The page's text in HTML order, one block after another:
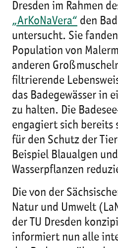
Dresden im Rahmen
„ArKoNaVera“ den
untersucht. Sie
Population von
anderen
filtrierende
das Badegewässer in
zu halten. Die
engagiert sich bereits
für den Schutz der
Beispiel Blaualgen
Wasserpflanzen
Die von der
Natur und Umwelt
der TU Dresden
informiert nun alle